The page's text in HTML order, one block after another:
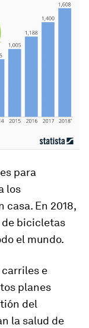
para
los
casa. En 2018,
de bicicletas
el mundo.
carriles e
planes
del
la salud de